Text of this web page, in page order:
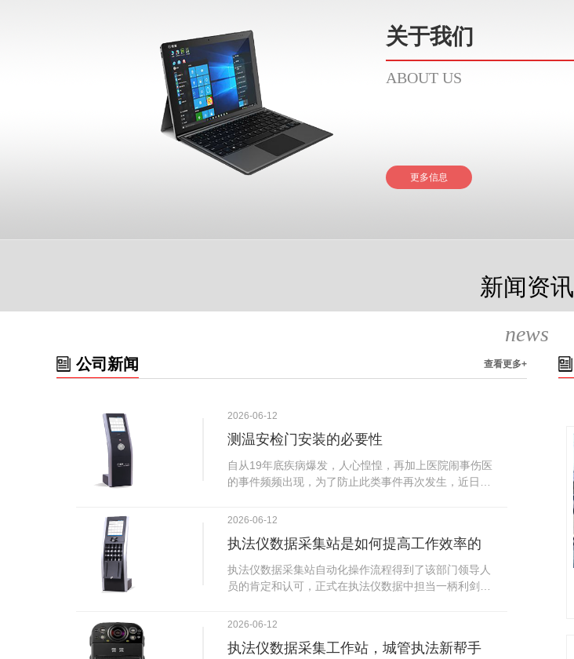
关于我们
ABOUT US
更多信息
新闻资讯
news
公司新闻 查看更多+
2026-06-12
测温安检门安装的必要性
自从19年底疾病爆发，人心惶惶，再加上医院闹事伤医
的事件频频出现，为了防止此类事件再次发生，近日，
尽快的安装安检门等设备，开展安全工作。此消息一经
个，其一，安装安检门是否会激化矛盾。其二，安装安
检门可以防范于未然。1月6号当天，南宁市第二医院刚
试行安检的首日，检查出10多把各类刀具和一把管制类
可以，能够保障急诊的快速通道顺畅就可以。
2026-06-12
执法仪数据采集站是如何提高工作效率的
执法仪数据采集站自动化操作流程得到了该部门领导人
员的肯定和认可，正式在执法仪数据中担当一柄利剑。
步，首先执法仪数据采集站支持多台执法仪同时上传数
取目标对象，并同步到采集站中，此外设备具有断点续
2026-06-12
执法仪数据采集工作站，城管执法新帮手